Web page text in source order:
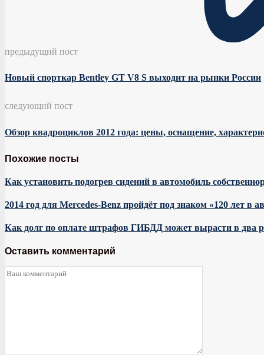
предыдущий пост
Новый спорткар Bentley GT V8 S выходит на рынки России
следующий пост
Обзор квадроциклов 2012 года: цены, оснащение,
Похожие посты
Как установить подогрев сидений в автомобиль
2014 год для Mercedes-Benz пройдёт под знаком «120 лет в
Как долг по оплате штрафов ГИБДД может вырасти в два
Оставить комментарий